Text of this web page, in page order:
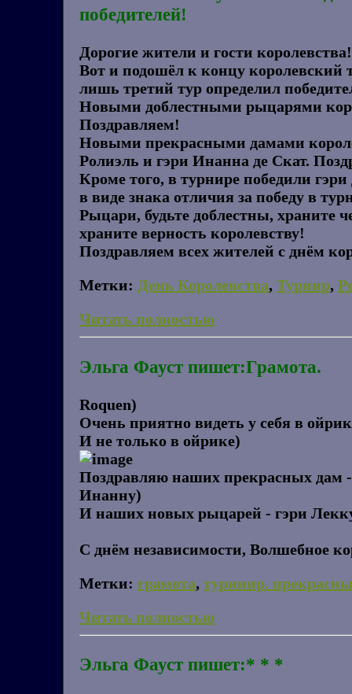
победителей!
Дорогие жители и гости королевства!
Вот и подошёл к концу королевский
лишь третий тур определил
Новыми доблестными рыцарями
Поздравляем!
Новыми прекрасными дамами
Ролиэль и гэри Инанна де Скат.
Кроме того, в турнире победили
в виде знака отличия за победу в
Рыцари, будьте доблестны, храните
храните верность королевству!
Поздравляем всех жителей с днём
Метки: День Королевства, Турнир,
Читать полностью
Эльга Фауст пишет:Грамота.
Roquen)
Очень приятно видеть у себя в
И не только в ойрике)
Поздравляю наших прекрасных дам -
Инанну)
И наших новых рыцарей - гэри
С днём независимости, Волшебное
Метки: грамота, туринир.
Читать полностью
Эльга Фауст пишет:* * *